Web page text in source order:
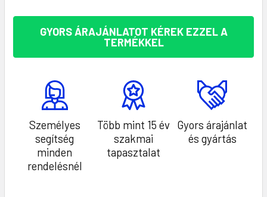
KÉSZLET:
GYORS ÁRAJÁNLATOT KÉREK EZZEL A
TERMÉKKEL
Személyes
segítség
minden
rendelésnél
Több mint 15 év
szakmai
tapasztalat
Gyors árajánlat
és gyártás